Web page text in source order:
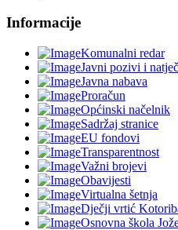
Informacije
Komunalni redar
Javni pozivi i
Javna nabava
Proračun
Općinski načelnik
Sadržaj stranice
EU fondovi
Transparentnost
Važni brojevi
Obavijesti
Virtualna šetnja
Dječji vrtić
Osnovna škola